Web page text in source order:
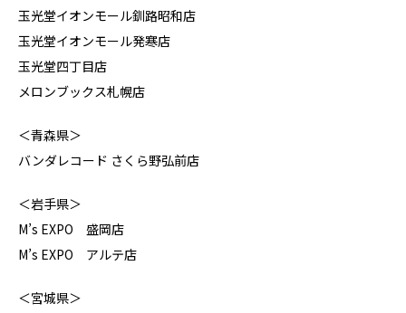
玉光堂イオンモール釧路昭和店
玉光堂イオンモール発寒店
玉光堂四丁目店
メロンブックス札幌店
＜青森県＞
バンダレコード さくら野弘前店
＜岩手県＞
M’s EXPO 盛岡店
M’s EXPO アルテ店
＜宮城県＞